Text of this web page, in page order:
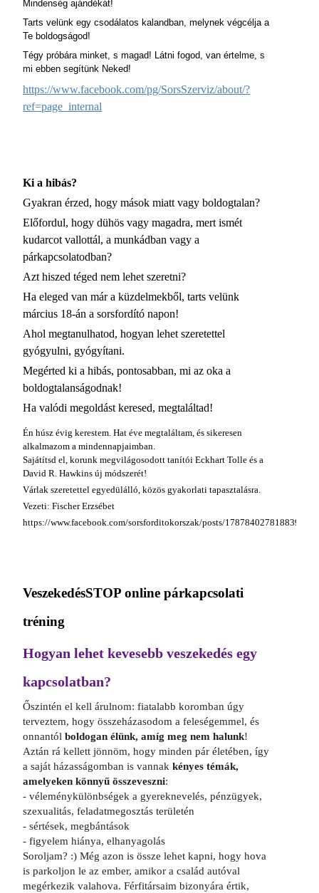
Mindenség ajándékát!
Tarts velünk egy csodálatos kalandban, melynek végcélja a
Te boldogságod!
Tégy próbára minket, s magad! Látni fogod, van értelme, s
mi ebben segítünk Neked!
https://www.facebook.com/pg/SorsSzerviz/about/?
ref=page_internal
Ki a hibás?
Gyakran érzed, hogy mások miatt vagy boldogtalan?
Előfordul, hogy dühös vagy magadra, mert ismét
kudarcot vallottál, a munkádban vagy a
párkapcsolatodban?
Azt hiszed téged nem lehet szeretni?
Ha eleged van már a küzdelmekből, tarts velünk
március 18-án a sorsfordító napon!
Ahol megtanulhatod, hogyan lehet szeretettel
gyógyulni, gyógyítani.
Megérted ki a hibás, pontosabban, mi az oka a
boldogtalanságodnak!
Ha valódi megoldást keresed, megtaláltad!
Én húsz évig kerestem. Hat éve megtaláltam, és sikeresen
alkalmazom a mindennapjaimban.
Sajátítsd el, korunk megvilágosodott tanítói Eckhart Tolle és a
David R. Hawkins új módszerét!
Várlak szeretettel egyedülálló, közös gyakorlati tapasztalásra.
Vezeti: Fischer Erzsébet
https://www.facebook.com/sorsforditokorszak/posts/1787840278188396
VeszekedésSTOP online párkapcsolati
tréning
Hogyan lehet kevesebb veszekedés egy
kapcsolatban?
Őszintén el kell árulnom: fiatalabb koromban úgy
terveztem, hogy összeházasodom a feleségemmel, és
onnantól boldogan élünk, amíg meg nem halunk!
Aztán rá kellett jönnöm, hogy minden pár életében, így
a saját házasságomban is vannak kényes témák,
amelyeken könnyű összeveszni:
- véleménykülönbségek a gyereknevelés, pénzügyek,
szexualitás, feladatmegosztás területén
- sértések, megbántások
- figyelem hiánya, elhanyagolás
Soroljam? :) Még azon is össze lehet kapni, hogy hova
is parkoljon le az ember, amikor a család autóval
megérkezik valahova. Férfitársaim bizonyára értik,